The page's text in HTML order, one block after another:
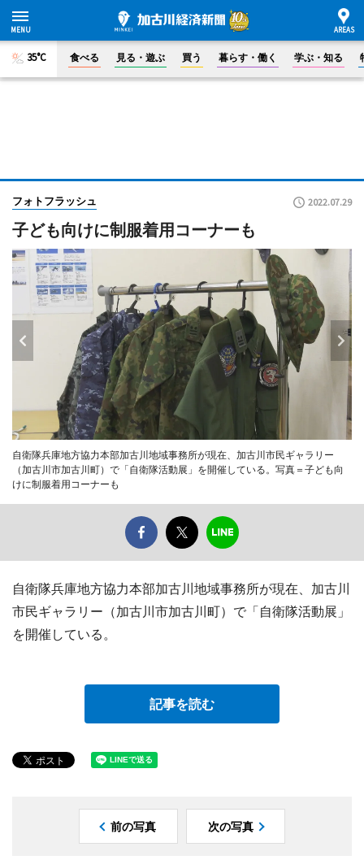
35°C 食べる 見る・遊ぶ 買う 暮らす・働く 学ぶ・知る
フォトフラッシュ 2022.07.29
子ども向けに制服着用コーナーも
自衛隊兵庫地方協力本部加古川地域事務所が現在、加古川市民ギャラリー
（加古川市加古川町）で「自衛隊活動展」を開催している。写真＝子ども向
けに制服着用コーナーも
自衛隊兵庫地方協力本部加古川地域事務所が現在、加古川
市民ギャラリー（加古川市加古川町）で「自衛隊活動展」
を開催している。
記事を読む
前の写真 次の写真